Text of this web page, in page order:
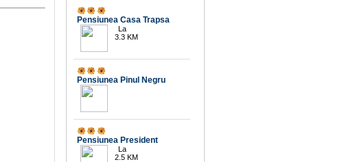
Pensiunea Casa Trapsa
La
3.3 KM
Pensiunea Pinul Negru
Pensiunea President
La
2.5 KM